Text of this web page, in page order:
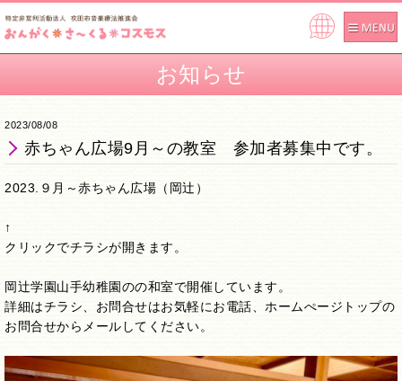
お知らせ
2023/08/08
赤ちゃん広場9月～の教室 参加者募集中です。
2023.９月～赤ちゃん広場（岡辻）
↑
クリックでチラシが開きます。
岡辻学園山手幼稚園のの和室で開催しています。
詳細はチラシ、お問合せはお気軽にお電話、ホームぺージトップの
お問合せからメールしてください。